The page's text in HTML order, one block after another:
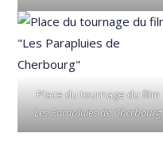
Place du tournage du film
Les Parapluies de Cherbourg